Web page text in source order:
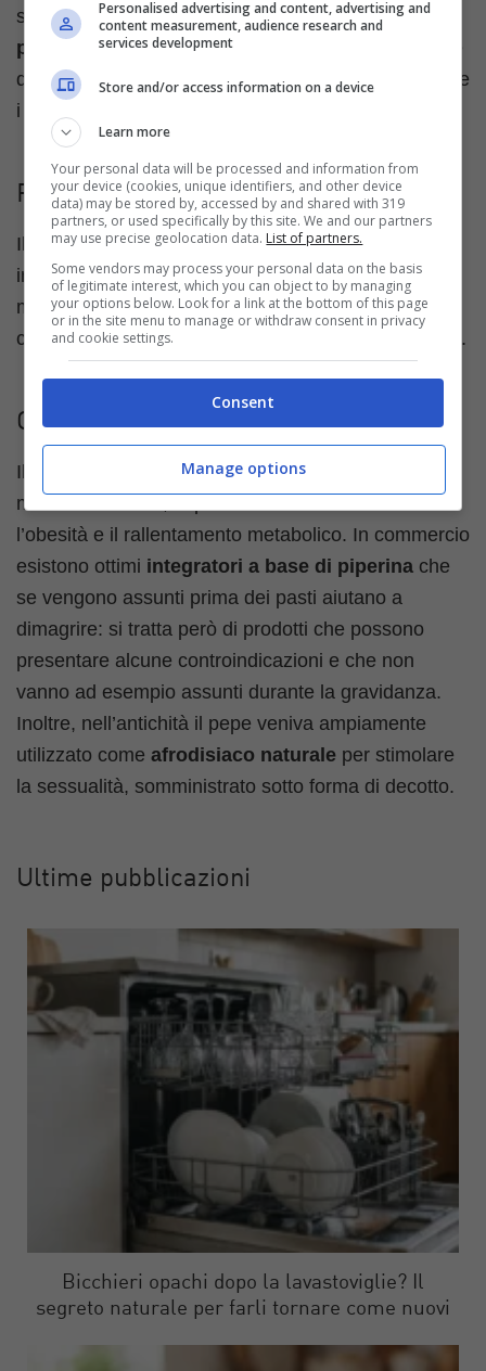
salamoia ed è perfetto per carne e pesce, mentre il
pepe rosasi presenta invece sotto forma di bacche
dal sapore delicato, ideale anche per accompagnare
i formaggi.
Prezzo
Il pepe può essere acquistato in tutti i supermercati
in tutte le sue varietà: viene venduto in grani da
macinare o aggiungere interi alle pietanze. Una
confezione di pepe nero in grani costa
.
Curiosità
Il pepe veniva utilizzato nell’ayurveda
medicina indiana, soprattutto al fine di contrastare
l’obesità e il rallentamento metabolico. In commercio
esistono ottimi integratori a base di piperina che
se vengono assunti prima dei pasti aiutano a
dimagrire: si tratta però di prodotti che possono
presentare alcune controindicazioni e che non
vanno ad esempio assunti durante la gravidanza.
Inoltre, nell’antichità il pepe veniva ampiamente
utilizzato come afrodisiaco naturale per stimolare
la sessualità, somministrato sotto forma di decotto.
Ultime pubblicazioni
Bicchieri opachi dopo la lavastoviglie? Il
segreto naturale per farli tornare come nuovi
Personalised advertising and content, advertising and
content measurement, audience research and
services development
Store and/or access information on a device
Learn more
Your personal data will be processed and information from
your device (cookies, unique identifiers, and other device
data) may be stored by, accessed by and shared with 319
partners, or used specifically by this site. We and our partners
may use precise geolocation data. List of partners.
Some vendors may process your personal data on the basis
of legitimate interest, which you can object to by managing
your options below. Look for a link at the bottom of this page
or in the site menu to manage or withdraw consent in privacy
and cookie settings.
Consent
Manage options